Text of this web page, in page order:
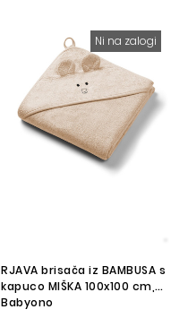
Ni na zalogi
RJAVA brisača iz BAMBUSA s
kapuco MIŠKA 100x100 cm,
Babyono